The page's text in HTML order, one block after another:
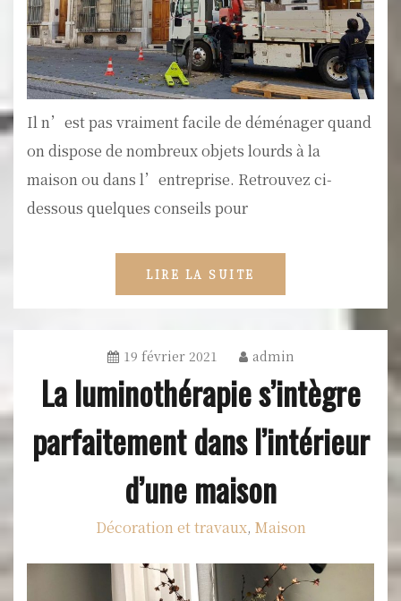
Il n’est pas vraiment facile de déménager quand
on dispose de nombreux objets lourds à la
maison ou dans l’entreprise. Retrouvez ci-
dessous quelques conseils pour
LIRE LA SUITE
19 février 2021 admin
La luminothérapie s’intègre
parfaitement dans l’intérieur
d’une maison
Décoration et travaux, Maison